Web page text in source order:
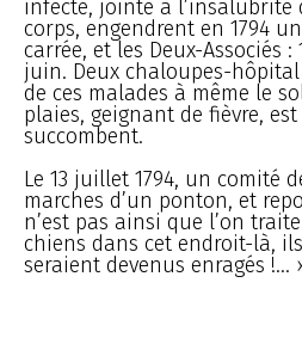
infecte, jointe à l’insalubrité
corps, engendrent en 1794
carrée, et les Deux-Associés
juin. Deux chaloupes-
de ces malades à même le
plaies, geignant de fièvre,
succombent.
Le 13 juillet 1794, un comité
marches d’un ponton, et
n’est pas ainsi que l’on
chiens dans cet endroit-là,
seraient devenus enragés !...